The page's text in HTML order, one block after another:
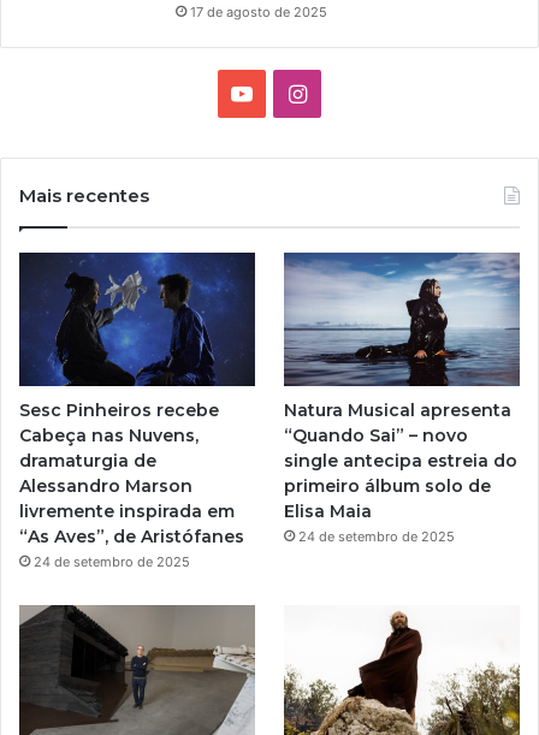
17 de agosto de 2025
e
I
g
r
a
m
Mais recentes
Sesc Pinheiros recebe
Cabeça nas Nuvens,
dramaturgia de
Alessandro Marson
livremente inspirada em
“As Aves”, de Aristófanes
24 de setembro de 2025
Natura Musical apresenta
“Quando Sai” – novo
single antecipa estreia do
primeiro álbum solo de
Elisa Maia
24 de setembro de 2025